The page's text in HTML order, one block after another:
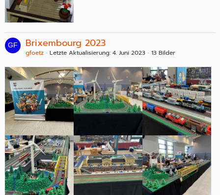
Brixembourg 2023
gfoetz Letzte Aktualisierung: 4. Juni 2023 13 Bilder